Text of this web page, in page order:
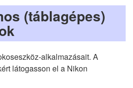
(táblagépes)
alkalmazásait. A
látogasson el a Nikon